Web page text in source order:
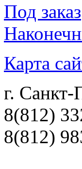
Под заказ
Карта
г. Санкт-
8(812)
8(812)